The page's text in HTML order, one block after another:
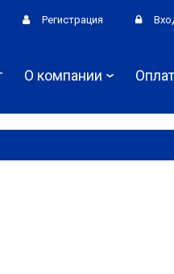
Регистрация
О компании